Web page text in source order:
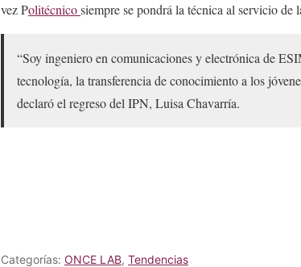
vez Politécnicosiempre se pondrá la técnica al servicio de
“Soy ingeniero en comunicaciones y electrónica de
tecnología, la transferencia de conocimiento a los
declaró el regreso del IPN, Luisa Chavarría.
Categorías: ONCE LAB, Tendencias